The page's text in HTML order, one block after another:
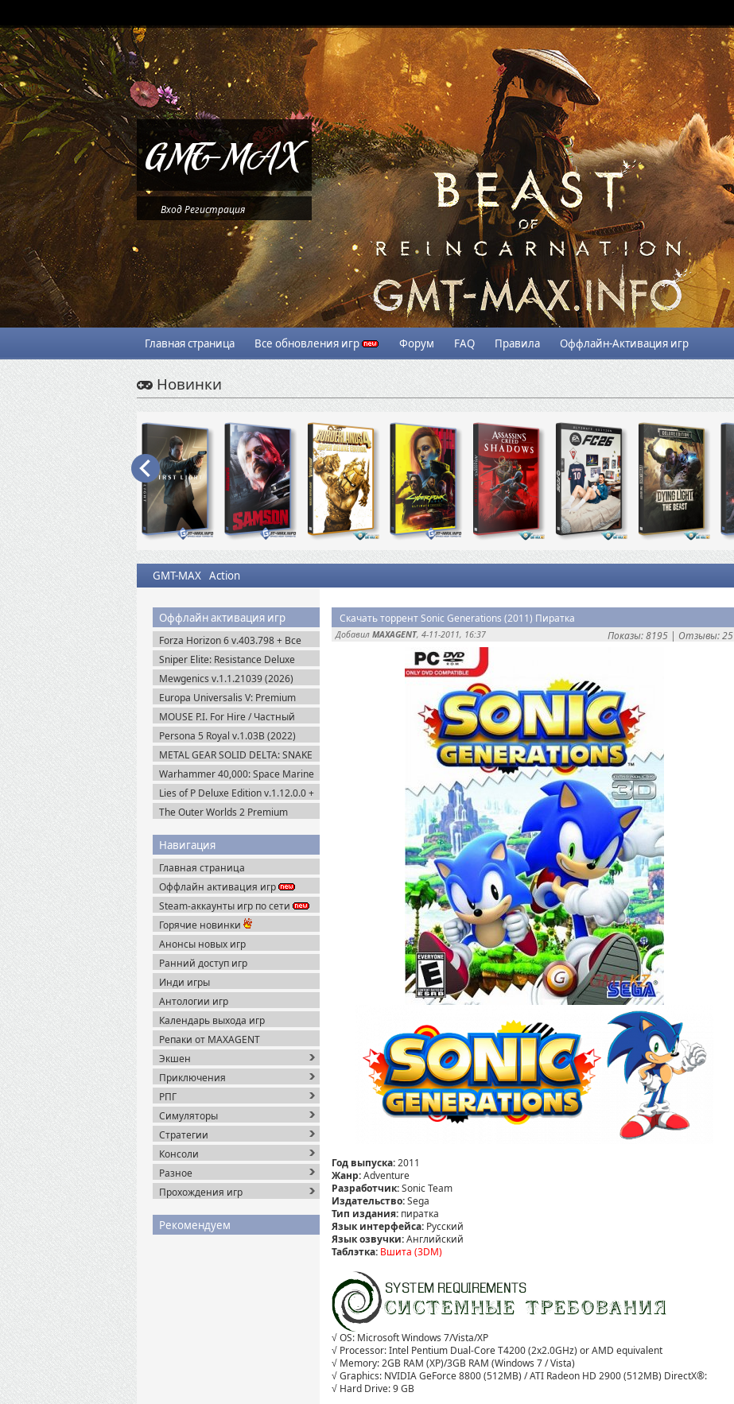
ВходРегистрация
Главная страница Все обновления игр Форум FAQ Правила Оффлайн-Активация игр
Новинки
GMT-MAX Action
Оффлайн активация игр
Forza Horizon 6 v.403.798 + Все
DLC (2026) Пиратка
Sniper Elite: Resistance Deluxe
Edition (2025) Steam-Rip
Mewgenics v.1.1.21039 (2026)
Пиратка
Europa Universalis V: Premium
Edition v.1.3.11 (2025) Пиратка
MOUSE P.I. For Hire / Частный
детектив МАУС v.1.2.2 (2026)
Пиратка
Persona 5 Royal v.1.03B (2022)
Пиратка
METAL GEAR SOLID DELTA: SNAKE
EATER v.1.2.4 (2025) Пиратка
Warhammer 40,000: Space Marine
2 v.13.1.0.1 + Все DLC (2024)
Пиратка
Lies of P Deluxe Edition v.1.12.0.0 +
Все DLC (2023) Пиратка
The Outer Worlds 2 Premium
Навигация
Главная страница
Оффлайн активация игр
Steam-аккаунты игр по сети
Горячие новинки
Анонсы новых игр
Ранний доступ игр
Инди игры
Антологии игр
Календарь выхода игр
Репаки от MAXAGENT
Экшен
Приключения
РПГ
Симуляторы
Стратегии
Консоли
Разное
Прохождения игр
Рекомендуем
Скачать торрент Sonic Generations (2011) Пиратка
Показы: 8195 | Отзывы: 25
Добавил MAXAGENT, 4-11-2011, 16:37
Год выпуска:2011
Жанр:Adventure
Разработчик:Sonic Team
Издательство:Sega
Тип издания: пиратка
Язык интерфейса: Русский
Язык озвучки:Английский
Таблэтка: Вшита (3DM)
√ OS: Microsoft Windows 7/Vista/XP
√ Processor: Intel Pentium Dual-Core T4200 (2x2.0GHz) or AMD equivalent
√ Memory: 2GB RAM (XP)/3GB RAM (Windows 7 / Vista)
√ Graphics: NVIDIA GeForce 8800 (512MB) / ATI Radeon HD 2900 (512MB) DirectX®:
√ Hard Drive: 9 GB